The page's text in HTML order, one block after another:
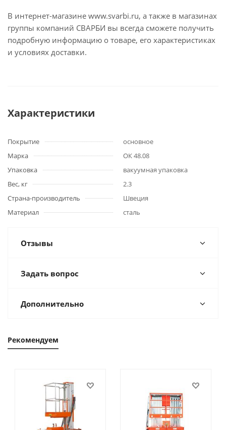
В интернет-магазине www.svarbi.ru, а также в магазинах
группы компаний СВАРБИ вы всегда сможете получить
подробную информацию о товаре, его характеристиках
и условиях доставки.
Характеристики
Покрытие
основное
Марка
ОК 48.08
Упаковка
вакуумная упаковка
Вес, кг
2.3
Страна-производитель
Швеция
Материал
сталь
Отзывы
Задать вопрос
Дополнительно
Рекомендуем